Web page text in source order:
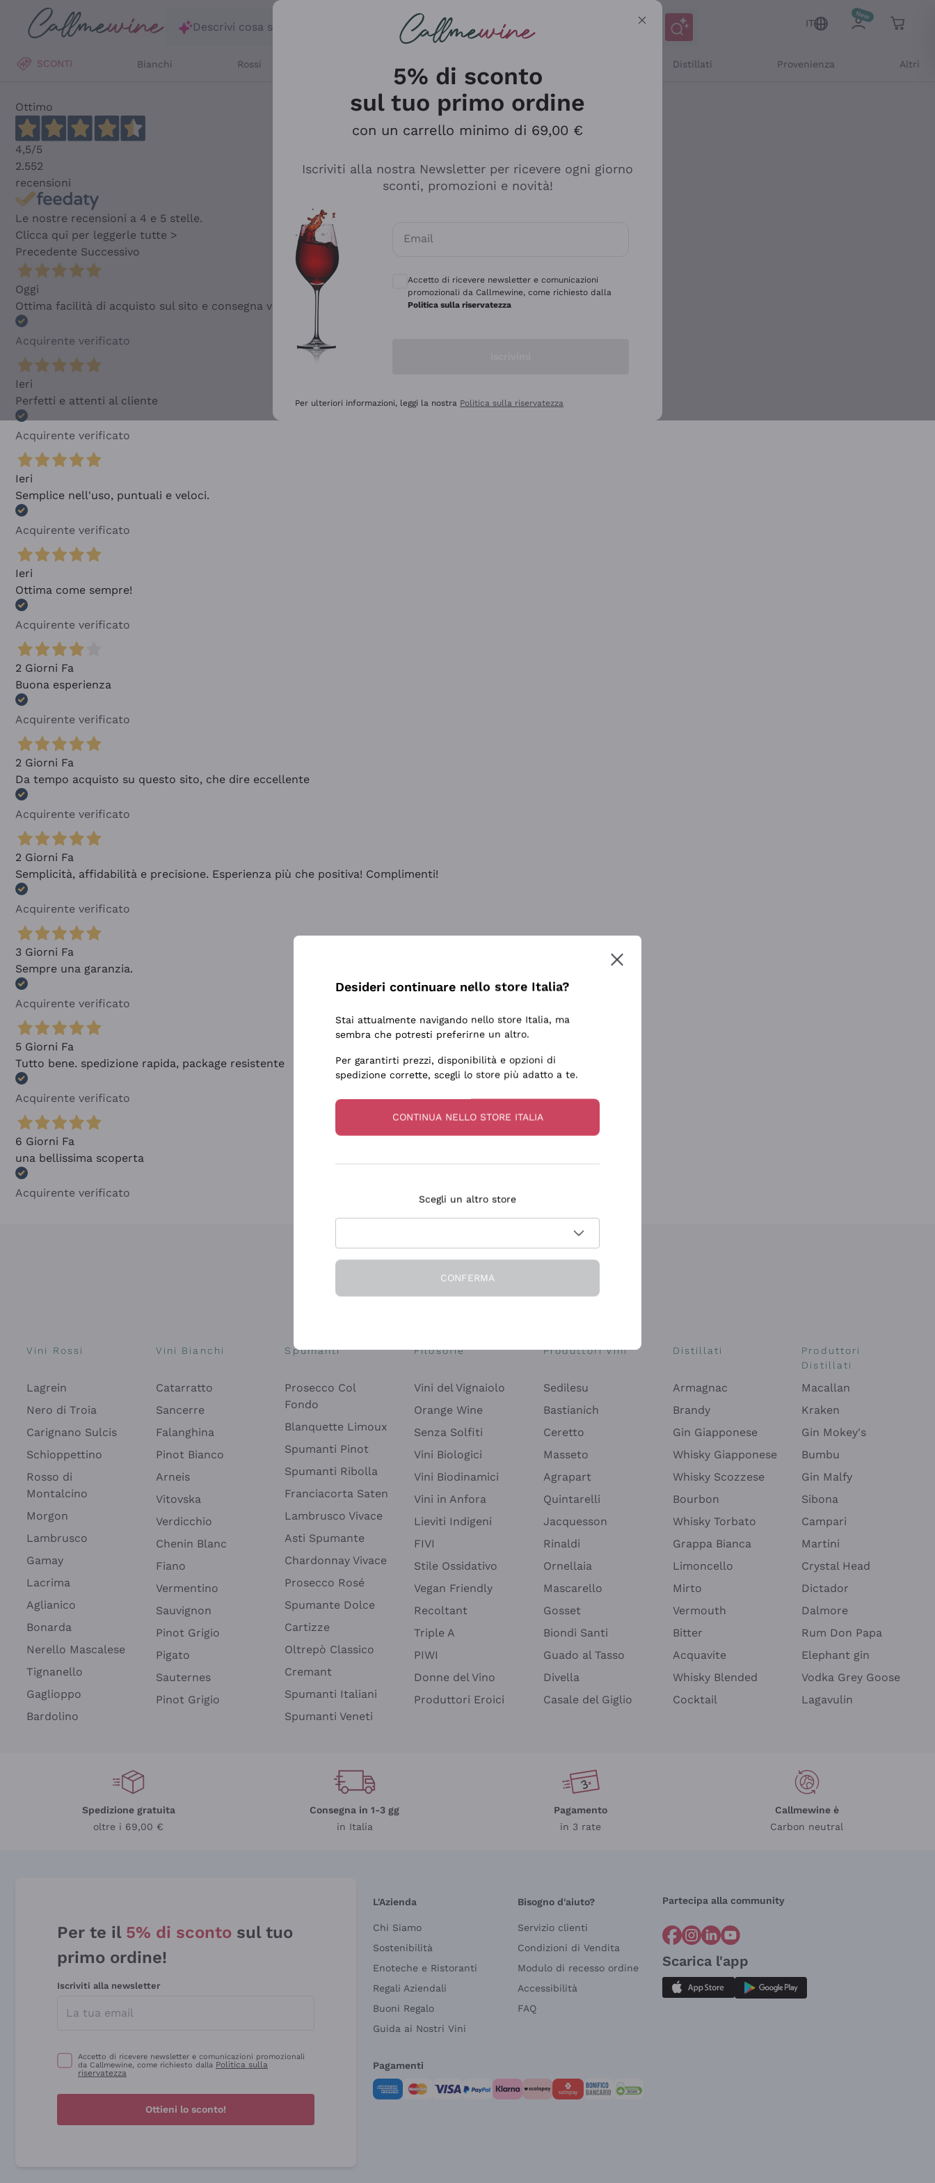
Salta al contenuto principale
Descrivi cosa stai cercando
IT
SCONTI Bianchi Rossi Distillati Provenienza Altri
Ottimo
4,5/5
2.552
recensioni
Le nostre recensioni a 4 e 5 stelle.
Clicca qui per leggerle tutte >
Precedente Successivo
Oggi
Ottima facilità di acquisto sul sito e consegna velocissima
Acquirente verificato
Ieri
Perfetti e attenti al cliente
Acquirente verificato
Ieri
Semplice nell'uso, puntuali e veloci.
Acquirente verificato
Ieri
Ottima come sempre!
Acquirente verificato
2 Giorni Fa
Buona esperienza
Acquirente verificato
2 Giorni Fa
Da tempo acquisto su questo sito, che dire eccellente
Acquirente verificato
2 Giorni Fa
Semplicità, affidabilità e precisione. Esperienza più che positiva! Complimenti!
Acquirente verificato
3 Giorni Fa
Sempre una garanzia.
Acquirente verificato
5 Giorni Fa
Tutto bene. spedizione rapida, package resistente
Acquirente verificato
6 Giorni Fa
una bellissima scoperta
Acquirente verificato
Esplora il catalogo
Vini Rossi
Lagrein
Nero di Troia
Carignano Sulcis
Schioppettino
Rosso di
Montalcino
Morgon
Lambrusco
Gamay
Lacrima
Aglianico
Bonarda
Nerello Mascalese
Tignanello
Gaglioppo
Bardolino
Vini Bianchi
Catarratto
Sancerre
Falanghina
Pinot Bianco
Arneis
Vitovska
Verdicchio
Chenin Blanc
Fiano
Vermentino
Sauvignon
Pinot Grigio
Pigato
Sauternes
Pinot Grigio
Spumanti
Prosecco Col
Fondo
Blanquette Limoux
Spumanti Pinot
Spumanti Ribolla
Franciacorta Saten
Lambrusco Vivace
Asti Spumante
Chardonnay Vivace
Prosecco Rosé
Spumante Dolce
Cartizze
Oltrepò Classico
Cremant
Spumanti Italiani
Spumanti Veneti
Filosofie
Vini del Vignaiolo
Orange Wine
Senza Solfiti
Vini Biologici
Vini Biodinamici
Vini in Anfora
Lieviti Indigeni
FIVI
Stile Ossidativo
Vegan Friendly
Recoltant
Triple A
PIWI
Donne del Vino
Produttori Eroici
Produttori Vini
Sedilesu
Bastianich
Ceretto
Masseto
Agrapart
Quintarelli
Jacquesson
Rinaldi
Ornellaia
Mascarello
Gosset
Biondi Santi
Guado al Tasso
Divella
Casale del Giglio
Distillati
Armagnac
Brandy
Gin Giapponese
Whisky Giapponese
Whisky Scozzese
Bourbon
Whisky Torbato
Grappa Bianca
Limoncello
Mirto
Vermouth
Bitter
Acquavite
Whisky Blended
Cocktail
Produttori
Distillati
Macallan
Kraken
Gin Mokey's
Bumbu
Gin Malfy
Sibona
Campari
Martini
Crystal Head
Dictador
Dalmore
Rum Don Papa
Elephant gin
Vodka Grey Goose
Lagavulin
Spedizione gratuita
oltre i 69,00 €
Consegna in 1-3 gg
in Italia
Pagamento
in 3 rate
Callmewine è
Carbon neutral
Per te il 5% di sconto sul tuo
primo ordine!
Iscriviti alla newsletter
Accetto di ricevere newsletter e comunicazioni promozionali
da Callmewine, come richiesto dalla Politica sulla
riservatezza
Ottieni lo sconto!
L'Azienda
Chi Siamo
Sostenibilità
Enoteche e Ristoranti
Regali Aziendali
Buoni Regalo
Guida ai Nostri Vini
Bisogno d'aiuto?
Servizio clienti
Condizioni di Vendita
Modulo di recesso ordine
Accessibilità
FAQ
Partecipa alla community
Scarica l'app
Pagamenti
5% di sconto
sul tuo primo ordine
con un carrello minimo di 69,00 €
Iscriviti alla nostra Newsletter per ricevere ogni giorno
sconti, promozioni e novità!
Email
Accetto di ricevere newsletter e comunicazioni
promozionali da Callmewine, come richiesto dalla
Politica sulla riservatezza
Per ulteriori informazioni, leggi la nostra Politica sulla riservatezza
Desideri continuare nello store Italia?
Stai attualmente navigando nello store Italia, ma
sembra che potresti preferirne un altro.
Per garantirti prezzi, disponibilità e opzioni di
spedizione corrette, scegli lo store più adatto a te.
CONTINUA NELLO STORE ITALIA
Scegli un altro store
CONFERMA